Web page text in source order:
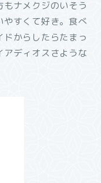
ナメクジのいそう
やすくて好き。食べ
からしたらたまっ
アディオスさような